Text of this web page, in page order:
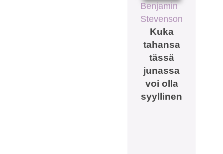
Benjamin
Stevenson
Kuka
tahansa
tässä
junassa
voi olla
syyllinen